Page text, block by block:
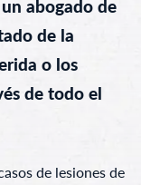
abogado de
de la
o los
de todo el
de lesiones de